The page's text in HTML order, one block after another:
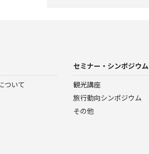
ついて
セミナー・シンポジウム
観光講座
旅行動向シンポジウム
その他